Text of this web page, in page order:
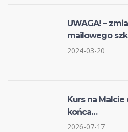
UWAGA! –
mailowego
2024-03-20
Kurs na Malcie
końca…
2026-07-17